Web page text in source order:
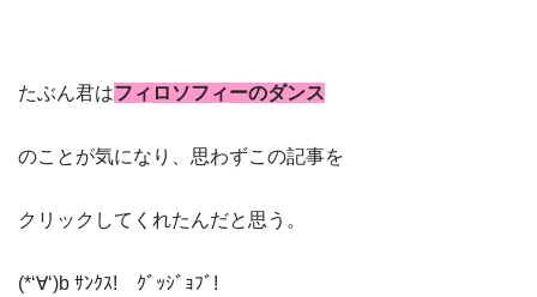
たぶん君はフィロソフィーのダンス
のことが気になり、思わずこの記事を
クリックしてくれたんだと思う。
(*‘∀‘)b ｻﾝｸｽ! ｸﾞｯｼﾞｮﾌﾞ!